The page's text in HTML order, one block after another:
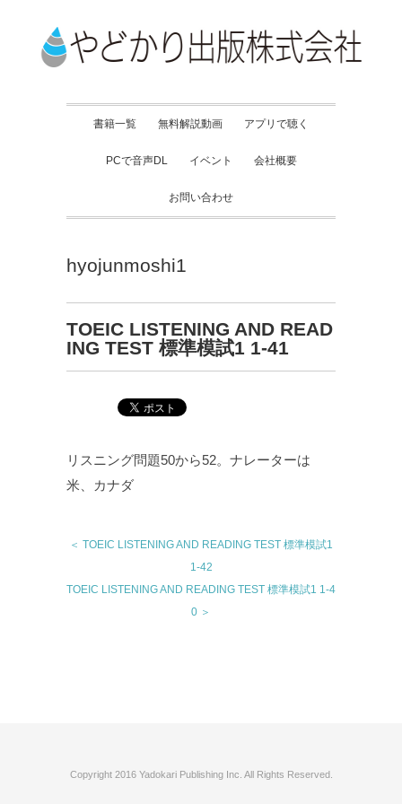
書籍一覧 無料解説動画 アプリで聴く
PCで音声DL イベント 会社概要
お問い合わせ
hyojunmoshi1
TOEIC LISTENING AND READ
ING TEST 標準模試1 1-41
リスニング問題50から52。ナレーターは
米、カナダ
＜ TOEIC LISTENING AND READING TEST 標準模試1
1-42
TOEIC LISTENING AND READING TEST 標準模試1 1-4
0 ＞
Copyright 2016 Yadokari Publishing Inc. All Rights Reserved.